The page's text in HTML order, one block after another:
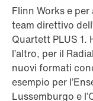
Flinn Works e
team direttivo
Quartett PLUS
l’altro, per il
nuovi formati
esempio per
Lussemburgo e